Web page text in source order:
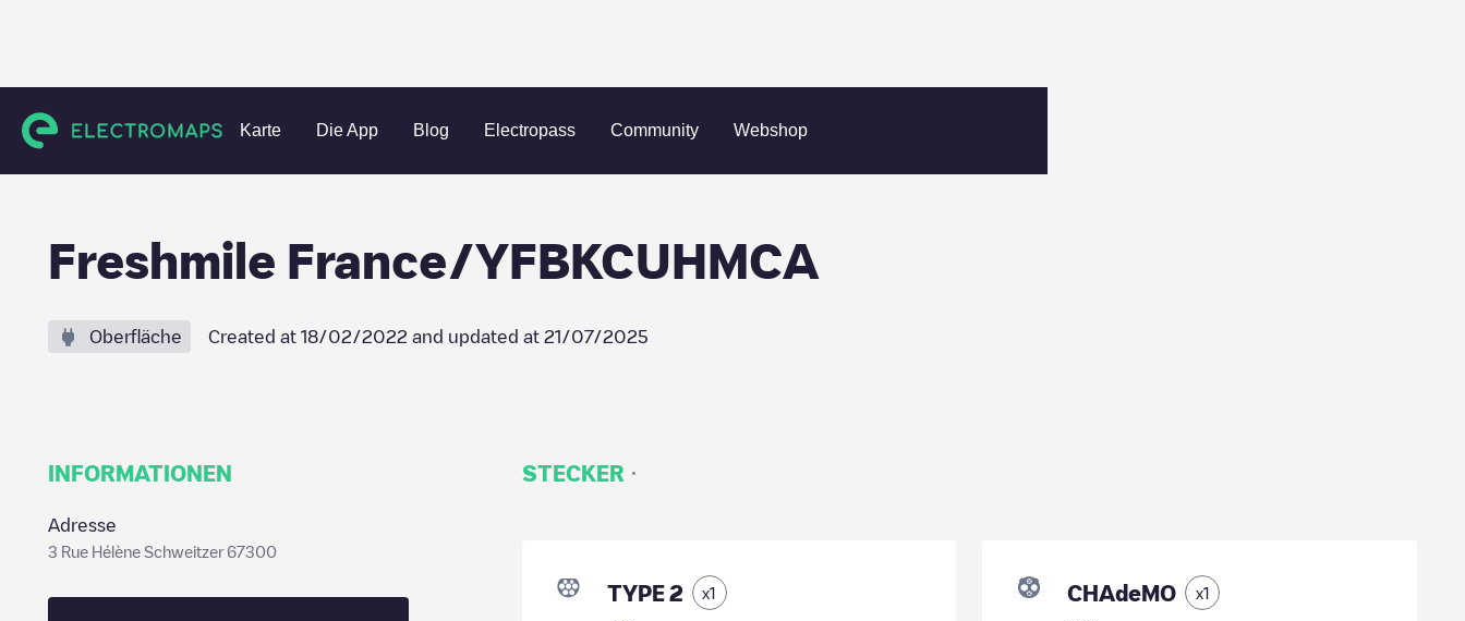
Karte Die App Blog Electropass Community Webshop
Charging stations Frankreich Bas-Rhin Schiltigheim Freshmile France/YFBKCUHMCA
Freshmile France/YFBKCUHMCA
Oberfläche Created at 18/02/2022 and updated at 21/07/2025
INFORMATIONEN
Adresse
3 Rue Hélène Schweitzer 67300
STECKER ·
TYPE 2 x1 CHAdeMO x1